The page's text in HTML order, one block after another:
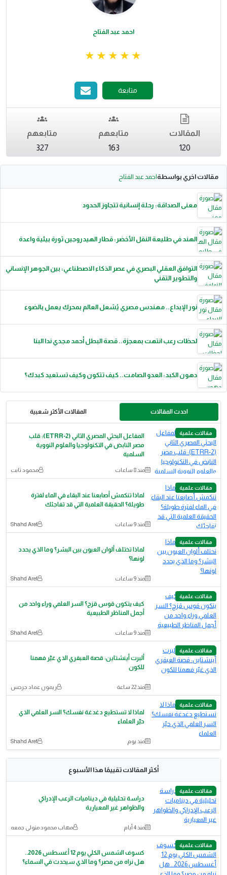
احمد عبد الفتاح
متابعة
المقالات
120
متابعهم
163
متابعهم
327
مقالات اخري بواسطةاحمد عبد الفتاح
معنى الصداقة: رحلة إنسانية تتجاوز الحدود
الهند في طليعة النقل الأخضر: قطار الهيدروجين ثورة بيئية واعدة
التوافق العقلي البصري في عصر الذكاء الاصطناعي: بين الجوهر الإنساني
والتطوير التقني
نور الإبداع.. مهندس مصري يُشعل العالم بمحرك يعمل بالضوء
لحظات رعب انتهت بمعجزة.. قصة البطل أحمد مجدي ندا البنا
دهون الكبد: العدو الصامت.. كيف تتكون وكيف تستعيد كبدك؟
احدث المقالات المقالات الأكثر شعبية
مقالات علمية
المفاعل البحثي المصري الثاني (ETRR-2): قلب
مصر النابض في التكنولوجيا والعلوم النووية
السلمية
منذ 8 ساعات محمود ثابت
مقالات علمية
لماذا تنكمش أصابعنا عند البقاء في الماء لفترة
طويلة؟ الحقيقة العلمية التي قد تفاجئك
منذ 9 ساعات Shahd Aref
مقالات علمية
لماذا تختلف ألوان العيون بين البشر؟ وما الذي يحدد
لونها؟
منذ 9 ساعات Shahd Aref
مقالات علمية
كيف يتكون قوس قزح؟ السر العلمي وراء واحد من
أجمل المناظر الطبيعية
منذ 9 ساعات Shahd Aref
مقالات علمية
ألبرت أينشتاين: قصة العبقري الذي غيّر فهمنا
للكون
منذ 22 ساعة ريمون عماد جرجس
مقالات علمية
لماذا لا تستطيع دغدغة نفسك؟ السر العلمي الذي
حيّر العلماء
منذ يوم Shahd Aref
أكثر المقالات تقييمًا هذا الأسبوع
مقالات علمية
دراسة تحليلية في ديناميات الرعب الإدراكي
والظواهر غير المعيارية
منذ 4 أيام مهاب محمود متولى جمعه
مقالات علمية
كسوف الشمس الكلي يوم 12 أغسطس 2026..
هل نراه من مصر؟ وما الذي سيحدث في السماء؟